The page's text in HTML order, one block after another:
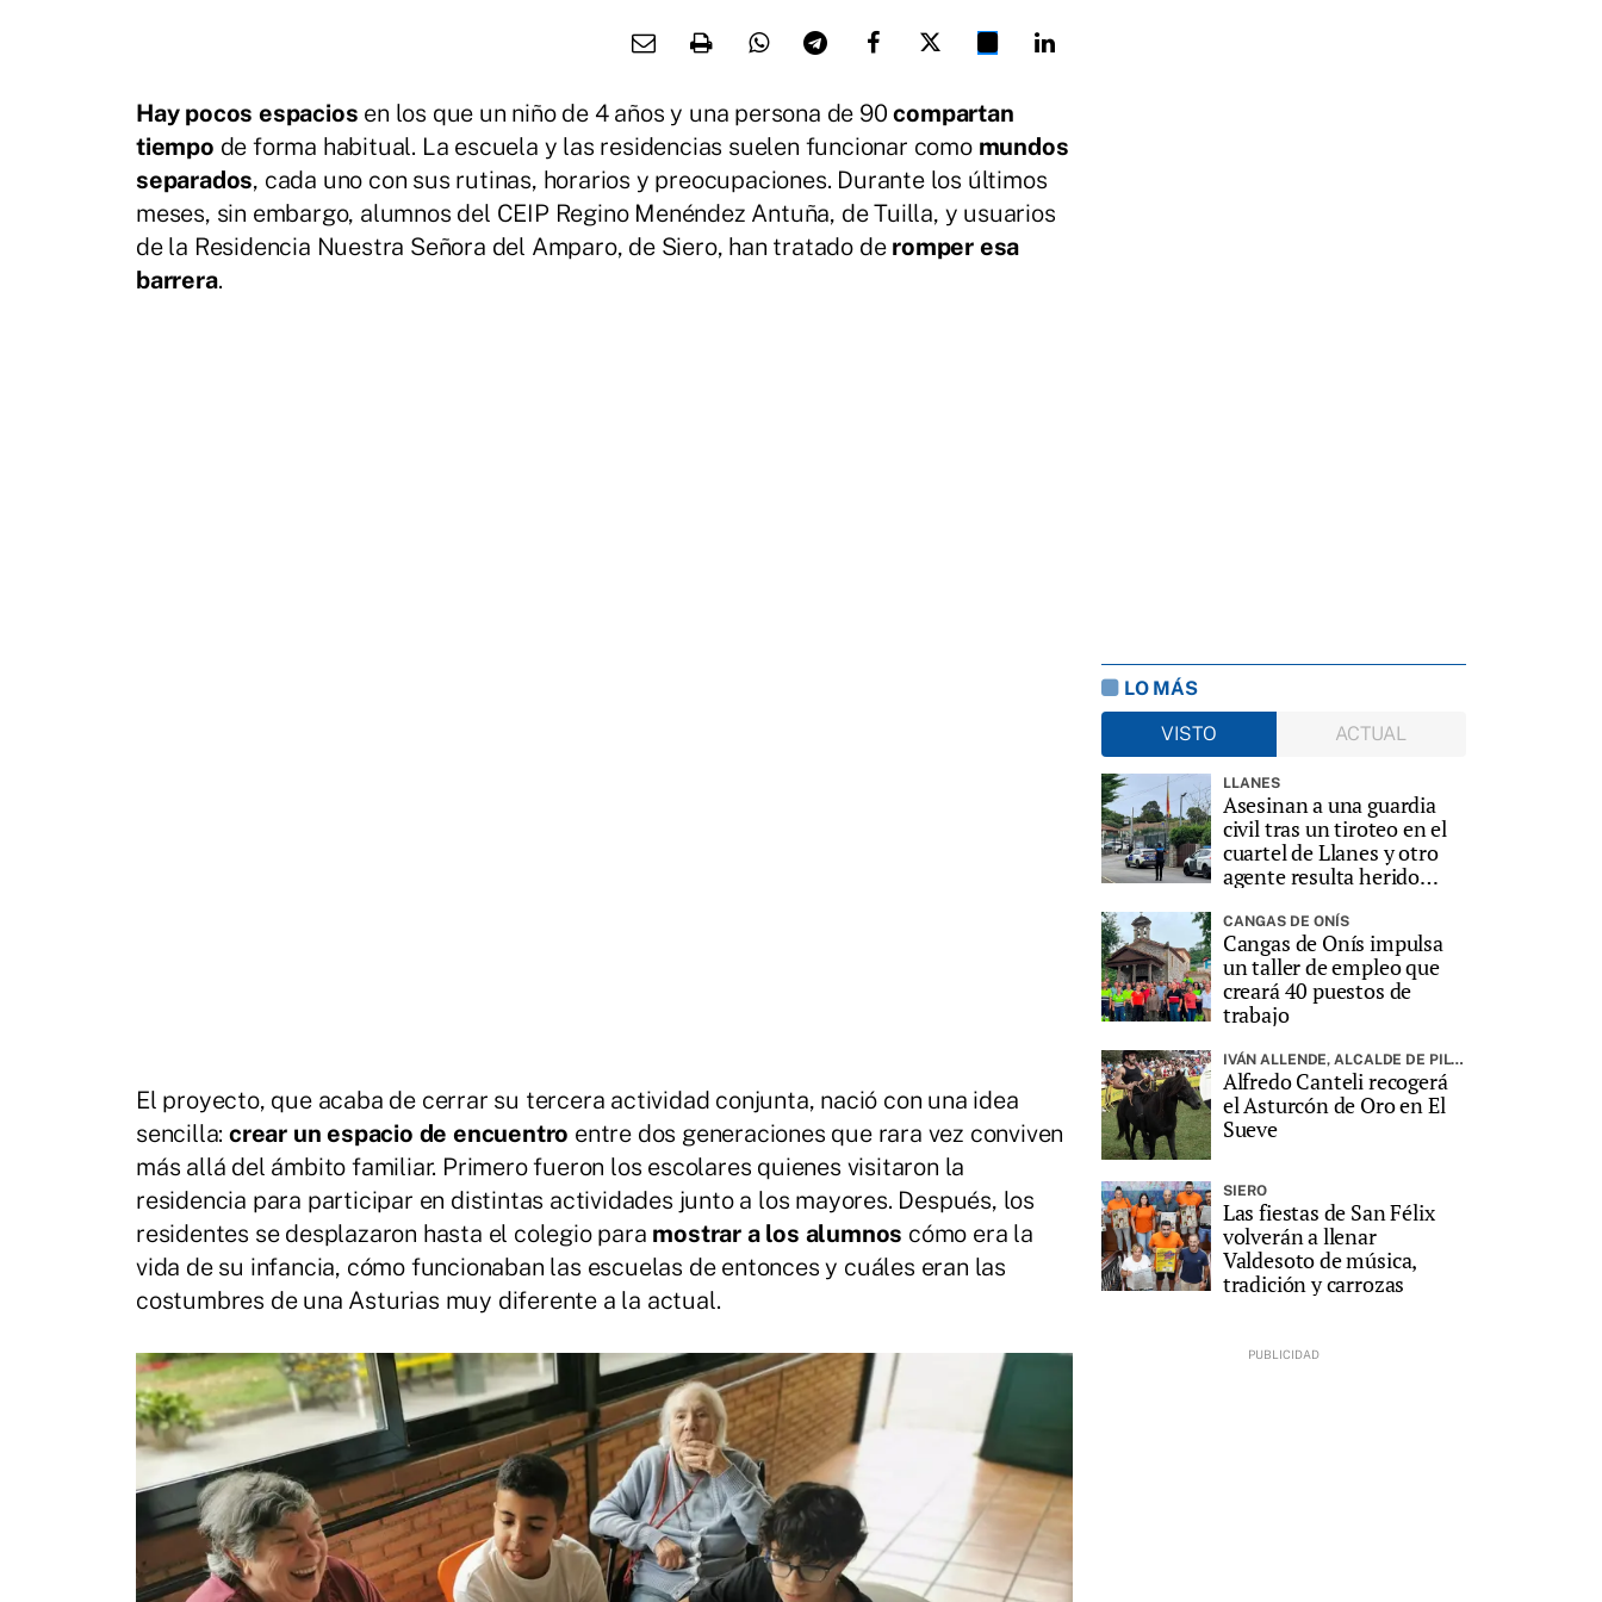
Hay pocos espacios en los que un niño de 4 años y una persona de 90compartan
tiempo de forma habitual. La escuela y las residencias suelen funcionar como mundos
separados, cada uno con sus rutinas, horarios y preocupaciones. Durante los últimos
meses, sin embargo, alumnos del CEIP Regino Menéndez Antuña, de Tuilla, y usuarios
de la Residencia Nuestra Señora del Amparo, de Siero, han tratado de romper esa
barrera.
El proyecto, que acaba de cerrar su tercera actividad conjunta, nació con una idea
sencilla:crear un espacio de encuentro entre dos generaciones que rara vez conviven
más allá del ámbito familiar. Primero fueron los escolares quienes visitaron la
residencia para participar en distintas actividades junto a los mayores. Después, los
residentes se desplazaron hasta el colegio para mostrar a los alumnos cómo era la
vida de su infancia, cómo funcionaban las escuelas de entonces y cuáles eran las
costumbres de una Asturias muy diferente a la actual.
LO MÁS
VISTO
ACTUAL
LLANES
Asesinan a una guardia
civil tras un tiroteo en el
cuartel de Llanes y otro
agente resulta herido
CANGAS DE ONÍS
Cangas de Onís impulsa
un taller de empleo que
creará 40 puestos de
trabajo
IVÁN ALLENDE, ALCALDE DE PILOÑA, PREGONARÁ LA FIESTA
Alfredo Canteli recogerá
el Asturcón de Oro en El
Sueve
SIERO
Las fiestas de San Félix
volverán a llenar
Valdesoto de música,
tradición y carrozas